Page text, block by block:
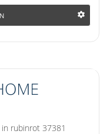
rubinrot 37381